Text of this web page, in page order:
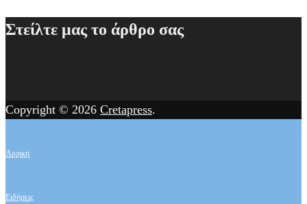
Στείλτε μας το άρθρο σας
Copyright © 2026 Cretapress.
Αρχική
Ειδήσεις